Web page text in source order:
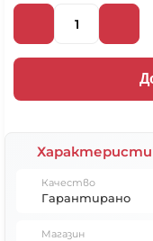
Качество
Гарантирано
Магазин